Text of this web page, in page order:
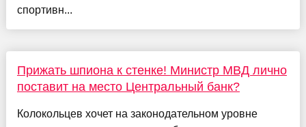
спортивн...
Прижать шпиона к стенке! Министр МВД лично
поставит на место Центральный банк?
Колокольцев хочет на законодательном уровне